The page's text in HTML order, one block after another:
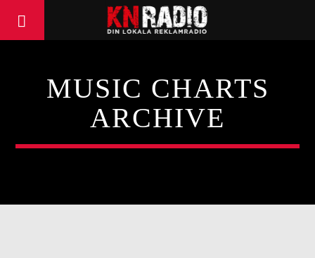
MUSIC CHARTS
ARCHIVE